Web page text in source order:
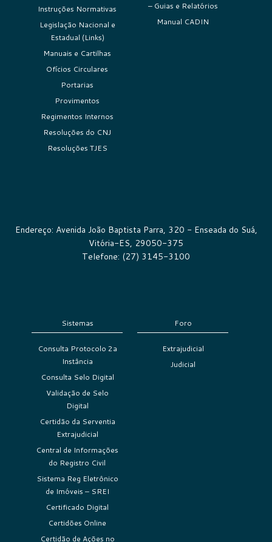
Instruções Normativas
Legislação Nacional e
Estadual (Links)
Manuais e Cartilhas
Ofícios Circulares
Portarias
Provimentos
Regimentos Internos
Resoluções do CNJ
Resoluções TJES
– Guias e Relatórios
Manual CADIN
Endereço: Avenida João Baptista Parra, 320 - Enseada do Suá,
Vitória-ES, 29050-375
Telefone: (27) 3145-3100
Sistemas
Consulta Protocolo 2a
Instância
Consulta Selo Digital
Validação de Selo
Digital
Certidão da Serventia
Extrajudicial
Central de Informações
do Registro Civil
Sistema Reg Eletrônico
de Imóveis – SREI
Certificado Digital
Certidões Online
Certidão de Ações no
Foro
Extrajudicial
Judicial